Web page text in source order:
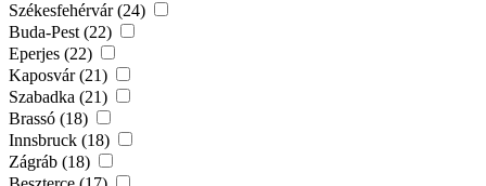
Székesfehérvár (24)
Buda-Pest (22)
Eperjes (22)
Kaposvár (21)
Szabadka (21)
Brassó (18)
Innsbruck (18)
Zágráb (18)